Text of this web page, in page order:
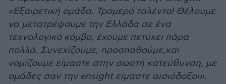
«Εξαιρετική ομάδα. Τρομερό ταλέντο! Θέλουμε
να μετατρέψουμε την Ελλάδα σε ένα
τεχνολογικό κόμβο, έχουμε πετύχει πάρα
πολλά. Συνεχίζουμε, προσπαθούμε,και
νομίζουμε είμαστε στην σωστή κατεύθυνση, με
ομάδες σαν την ensight είμαστε αισιόδοξοι».